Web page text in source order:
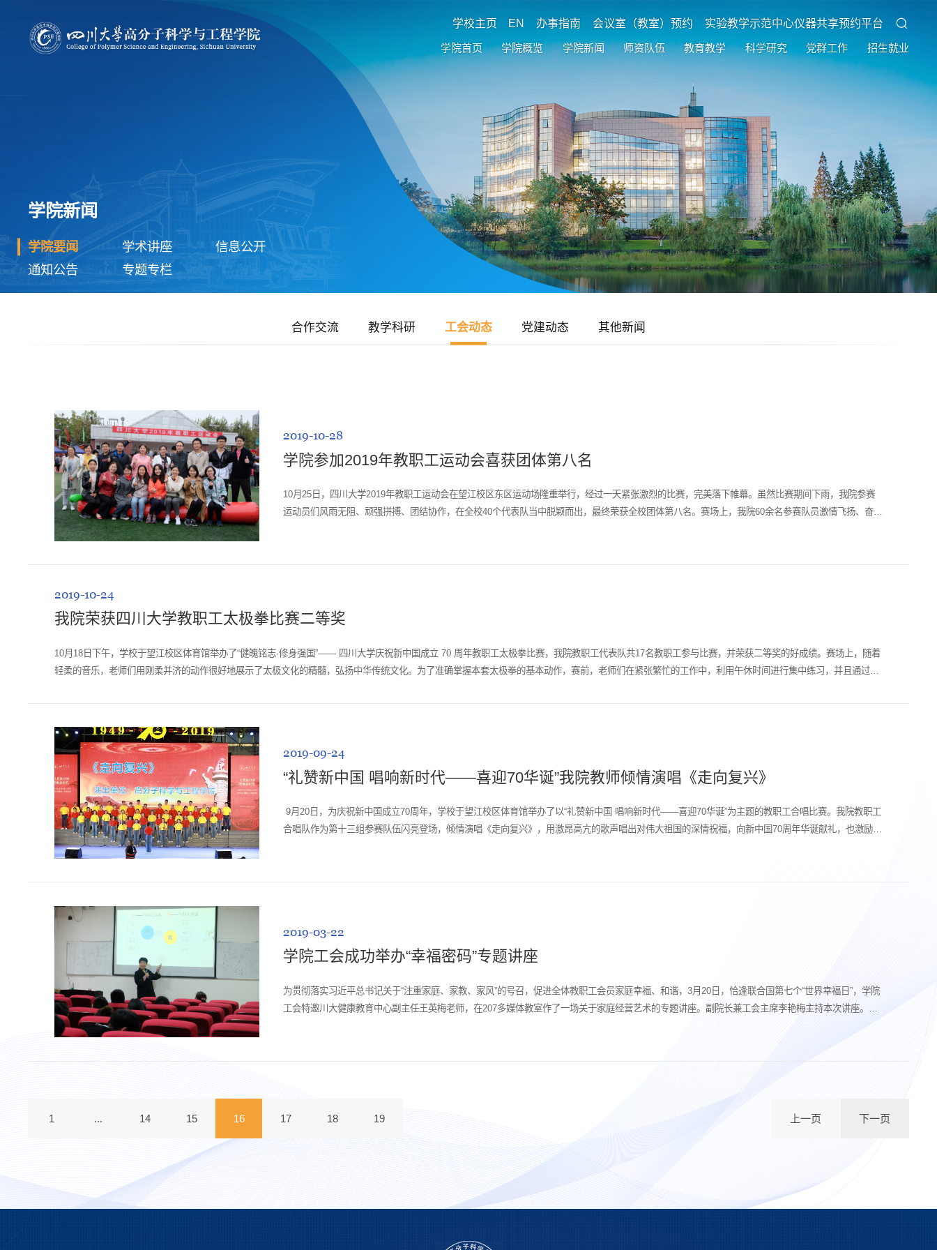
学校主页 EN 办事指南 会议室（教室）预约 实验教学示范中心仪器共享预约平台
学院首页 学院概览 学院新闻 师资队伍 教育教学 科学研究 党群工作 招生就业
学院新闻
学院要闻 学术讲座
信息公开
通知公告
专题专栏
合作交流 教学科研 工会动态 党建动态 其他新闻
2019-10-28
学院参加2019年教职工运动会喜获团体第八名
10月25日，四川大学2019年教职工运动会在望江校区东区运动场隆重举行，经过一天紧张激烈的比赛，完美落下帷幕。虽然比赛期间下雨，我院参赛
运动员们风雨无阻、顽强拼搏、团结协作，在全校40个代表队当中脱颖而出，最终荣获全校团体第八名。赛场上，我院60余名参赛队员激情飞扬、奋力
2019-10-24
我院荣获四川大学教职工太极拳比赛二等奖
10月18日下午，学校于望江校区体育馆举办了“健魄铭志·修身强国”—— 四川大学庆祝新中国成立 70 周年教职工太极拳比赛，我院教职工代表队共17名教职工参与比赛，并荣获二等奖的好成绩。赛场上，随着
轻柔的音乐，老师们用刚柔并济的动作很好地展示了太极文化的精髓，弘扬中华传统文化。为了准确掌握本套太极拳的基本动作，赛前，老师们在紧张繁忙的工作中，利用午休时间进行集中练习，并且通过教
2019-09-24
“礼赞新中国 唱响新时代——喜迎70华诞”我院教师倾情演唱《走向复兴》
9月20日，为庆祝新中国成立70周年，学校于望江校区体育馆举办了以“礼赞新中国 唱响新时代——喜迎70华诞”为主题的教职工合唱比赛。我院教职工
合唱队作为第十三组参赛队伍闪亮登场，倾情演唱《走向复兴》，用激昂高亢的歌声唱出对伟大祖国的深情祝福，向新中国70周年华诞献礼，也激励广
2019-03-22
学院工会成功举办“幸福密码”专题讲座
​为贯彻落实习近平总书记关于“注重家庭、家教、家风”的号召，促进全体教职工会员家庭幸福、和谐，3月20日，恰逢联合国第七个“世界幸福日”，学院
工会特邀川大健康教育中心副主任王英梅老师，在207多媒体教室作了一场关于家庭经营艺术的专题讲座。副院长兼工会主席李艳梅主持本次讲座。学
1 ... 14 15 16 17 18 19 上一页 下一页